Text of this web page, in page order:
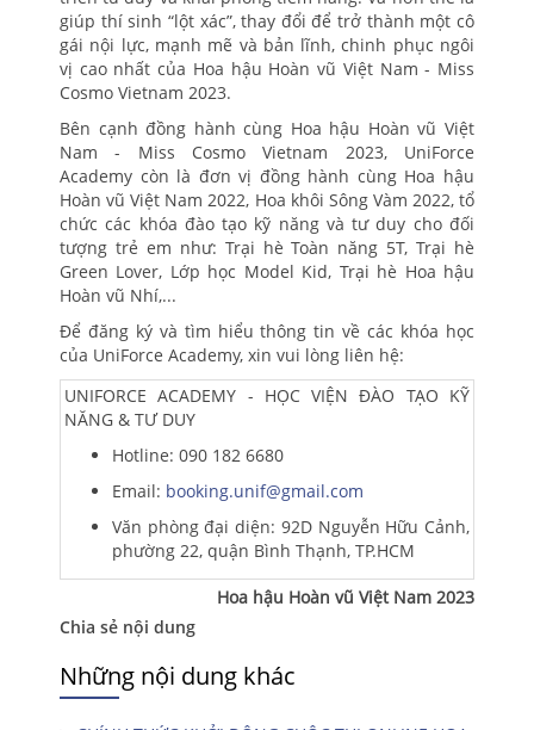
giúp thí sinh “lột xác”, thay đổi để trở thành một cô
gái nội lực, mạnh mẽ và bản lĩnh, chinh phục ngôi
vị cao nhất của Hoa hậu Hoàn vũ Việt Nam - Miss
Cosmo Vietnam 2023.
Bên cạnh đồng hành cùng Hoa hậu Hoàn vũ Việt
Nam - Miss Cosmo Vietnam 2023, UniForce
Academy còn là đơn vị đồng hành cùng Hoa hậu
Hoàn vũ Việt Nam 2022, Hoa khôi Sông Vàm 2022, tổ
chức các khóa đào tạo kỹ năng và tư duy cho đối
tượng trẻ em như: Trại hè Toàn năng 5T, Trại hè
Green Lover, Lớp học Model Kid, Trại hè Hoa hậu
Hoàn vũ Nhí,...
Để đăng ký và tìm hiểu thông tin về các khóa học
của UniForce Academy, xin vui lòng liên hệ:
UNIFORCE ACADEMY - HỌC VIỆN ĐÀO TẠO KỸ
NĂNG & TƯ DUY
Hotline: 090 182 6680
Email: booking.unif@gmail.com
Văn phòng đại diện: 92D Nguyễn Hữu Cảnh,
phường 22, quận Bình Thạnh, TP.HCM
Hoa hậu Hoàn vũ Việt Nam 2023
Chia sẻ nội dung
Những nội dung khác